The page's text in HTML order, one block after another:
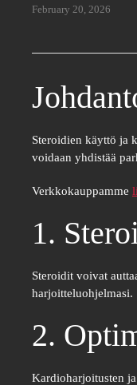
February 20, 2026
Steroidien käyttö ja
voidaan yhdistää
Verkkokauppamme
1.
Steroidit voivat
harjoitteluohjelmasi.
2.
Kardioharjoitusten